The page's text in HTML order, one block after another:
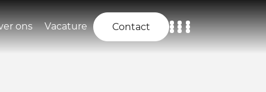
ons Vacature Contact